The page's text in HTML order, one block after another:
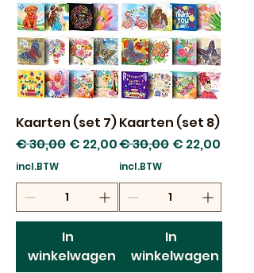
Kaarten (set 7)
Normale prijs
€ 30,00 Verkoopprijs
€ 22,00
incl.BTW
In
winkelwagen
Kaarten (set 8)
Normale prijs
€ 30,00 Verkoopprijs
€ 22,00
incl.BTW
In
winkelwagen